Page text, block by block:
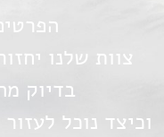
צוות שלנו
בדיוק
וכיצד נוכל